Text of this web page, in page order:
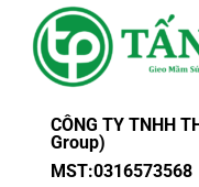
CÔNG TY TNHH
Group)
MST:0316573568